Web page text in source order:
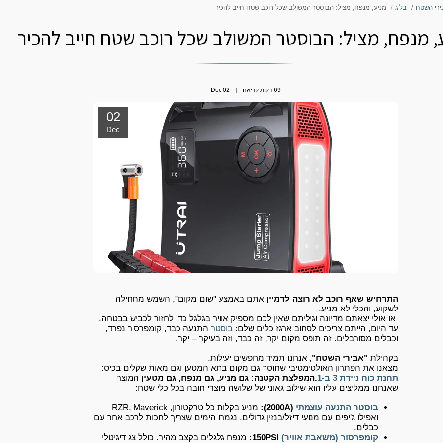
השטח בלוג מניע, מנפח, מציל: הבוסטר המשולב שכל רוכב שטח חייב להכיר
מנפח, מציל: הבוסטר המשולב שכל רוכב שטח חייב להכיר
69 דקות קריאה 02
Dec
02
Dec
התרחיש שאף רוכב לא רוצה לדמיין אתם באמצע "שום מקום", השמש מתחילה
לשקוע, והכלי לא מניע.
או אולי יצאתם מדיונה וגיליתם שאין לכם מספיק אוויר בגלגל כדי לחזור לכביש בבטחה.
עד היום, הייתם צריכים לסחוב ארגז כלים שלם: בוסטרהתנעה כבד, קומפרסור נפרד,
וכבלים מסורבלים. זה תופס מקום יקר, זה כבד, וזה בעיקר – יקר.
בקהילת "אבירי השטח", אנחנו תמיד מחפשים יעילות.
מצאנו את הפתרון האולטימטיבי שחוסך גם מקום בתא המטען וגם מאות שקלים בכיס:
תחנת כוח ניידת 3 ב-1
.המפלצת הקטנה: גם מניע, גם מנפח, גם מטעין המוצר
שאנחנו ממליצים עליו הוא שילוב גאוני של שלושה מוצרי חובה בכל כלי שטח:
בוסטר התנעה עוצמתי (2000A):
מניע בקלות כל טרקטורון, RZR, Maverick
ואפילו ג'יפים עם מנועי דיזל/בנזין גדולים. נגמרו הימים שצריך לחכות לרכב אחר עם
כבלים.
קומפרסור (משאבת אוויר)150PSI:
מנפח גלגלים בקצב מהיר. כולל צג דיגיטלי